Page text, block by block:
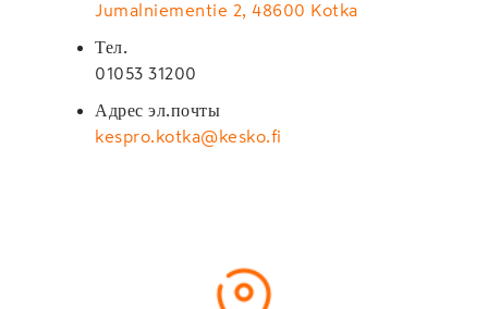
Jumalniementie 2, 48600 Kotka
Тел.
01053 31200
Адрес эл.почты
kespro.kotka@kesko.fi